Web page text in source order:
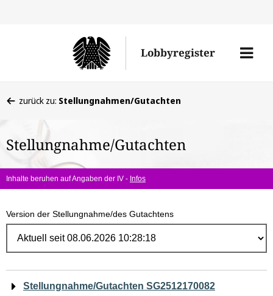
Lobbyregister
Menü
befinden
hier:
zurück zu: Stellungnahmen/Gutachten
Stellungnahme/Gutachten
Inhalte beruhen auf Angaben der IV - Infos
Version der Stellungnahme/des Gutachtens
Navigation
Stellungnahme/Gutachten SG2512170082